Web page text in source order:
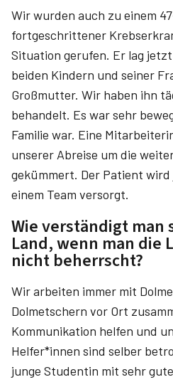
Wir wurden auch zu einem
fortgeschrittener
Situation gerufen. Er lag
beiden Kindern und seiner
Großmutter. Wir haben ihn
behandelt. Es war sehr
Familie war. Eine
unserer Abreise um die
gekümmert. Der Patient
einem Team versorgt.
Wie verständigt man
Land, wenn man die
nicht beherrscht?
Wir arbeiten immer mit
Dolmetschern vor Ort
Kommunikation helfen und
Helfer*innen sind selber
junge Studentin mit sehr